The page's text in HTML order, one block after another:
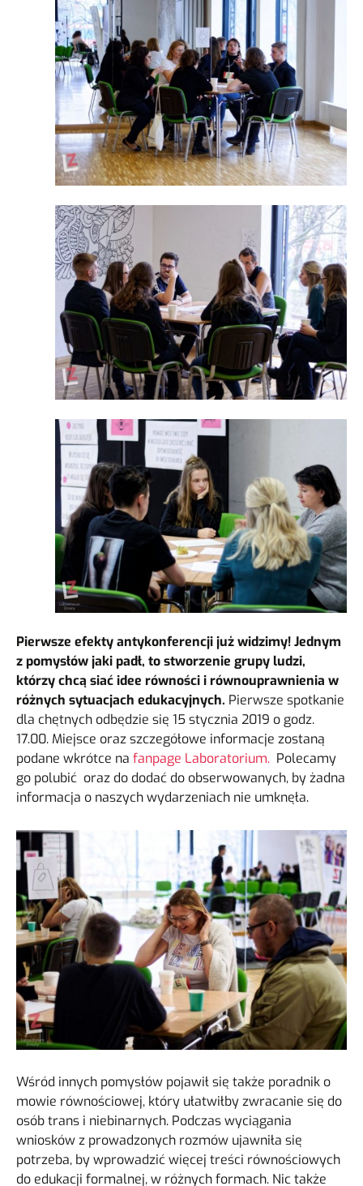
Pierwsze efekty antykonferencji już widzimy! Jednym
z pomysłów jaki padł, to stworzenie grupy ludzi,
którzy chcą siać idee równości i równouprawnienia w
różnych sytuacjach edukacyjnych. Pierwsze spotkanie
dla chętnych odbędzie się 15 stycznia 2019 o godz.
17.00. Miejsce oraz szczegółowe informacje zostaną
podane wkrótce na fanpage Laboratorium. Polecamy
go polubić oraz do dodać do obserwowanych, by żadna
informacja o naszych wydarzeniach nie umknęła.
Wśród innych pomysłów pojawił się także poradnik o
mowie równościowej, który ułatwiłby zwracanie się do
osób trans i niebinarnych. Podczas wyciągania
wniosków z prowadzonych rozmów ujawniła się
potrzeba, by wprowadzić więcej treści równościowych
do edukacji formalnej, w różnych formach. Nic także